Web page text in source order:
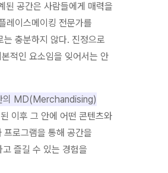
된 공간은 사람들에게 매력을
레이스메이킹 전문가를
충분하지 않다. 진정으로
적인 요소임을 잊어서는 안
의 MD(Merchandising)
이후 그 안에 어떤 콘텐츠와
로그램을 통해 공간을
즐길 수 있는 경험을